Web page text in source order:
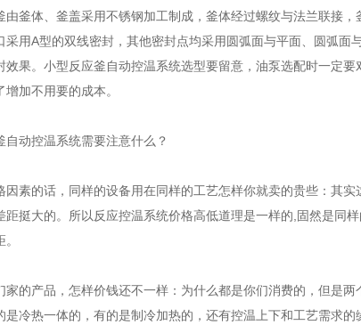
由釜体、釜盖采用不锈钢加工制成，釜体经过螺纹与法兰联接
采用A型的双线密封，其他密封点均采用圆弧面与平面、圆弧
效果。小型反应釜自动控温系统选型要留意，油泵选配时一定
加不用要的成本。
动控温系统需要注意什么？
的话，同样的设备用在同样的工艺怎样你就卖的贵些：其实
距挺大的。所以反应控温系统价格高低道理是一样的,固然是同
产品，怎样价钱还不一样：为什么都是你们消费的，但是两
是冷热一体的，有的是制冷加热的，还有控温上下和工艺需求